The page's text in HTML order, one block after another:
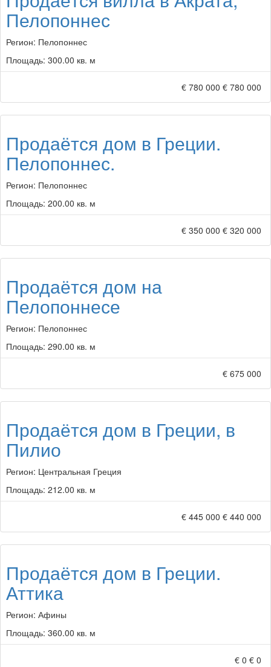
Пелопоннес
Регион: Пелопоннес
Площадь: 300.00 кв. м
€ 780 000 € 780 000
Продаётся дом в Греции.
Пелопоннес.
Регион: Пелопоннес
Площадь: 200.00 кв. м
€ 350 000 € 320 000
Продаётся дом на
Пелопоннесе
Регион: Пелопоннес
Площадь: 290.00 кв. м
€ 675 000
Продаётся дом в Греции, в
Пилио
Регион: Центральная Греция
Площадь: 212.00 кв. м
€ 445 000 € 440 000
Продаётся дом в Греции.
Аттика
Регион: Афины
Площадь: 360.00 кв. м
€ 0 € 0